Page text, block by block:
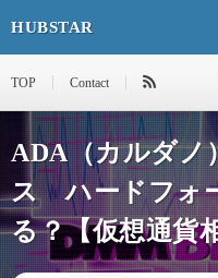
HUBSTAR
TOP Contact
ADA（カルダノ
ス ハードフォ
る？【仮想通貨